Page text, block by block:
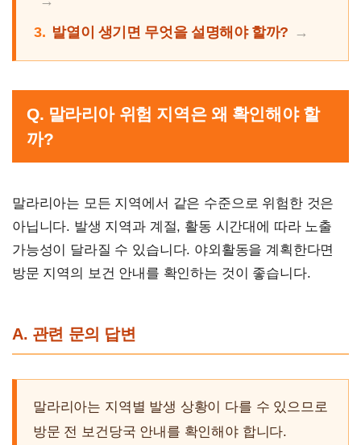
3. 발열이 생기면 무엇을 설명해야 할까?
Q. 말라리아 위험 지역은 왜 확인해야 할
까?
말라리아는 모든 지역에서 같은 수준으로 위험한 것은
아닙니다. 발생 지역과 계절, 활동 시간대에 따라 노출
가능성이 달라질 수 있습니다. 야외활동을 계획한다면
방문 지역의 보건 안내를 확인하는 것이 좋습니다.
A. 관련 문의 답변
말라리아는 지역별 발생 상황이 다를 수 있으므로
방문 전 보건당국 안내를 확인해야 합니다.